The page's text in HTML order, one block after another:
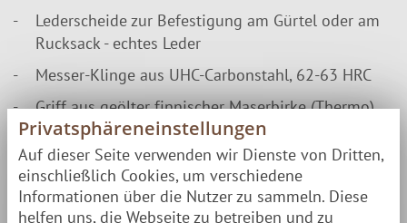
Lederscheide zur Befestigung am Gürtel oder am
Rucksack - echtes Leder
Messer-Klinge aus UHC-Carbonstahl, 62-63 HRC
Griff aus geölter finnischer Maserbirke (Thermo)
Lieferumfang
1 Axt
1 Klingenschutz aus Leder
Privatsphäreneinstellungen
Auf dieser Seite verwenden wir Dienste von Dritten,
einschließlich Cookies, um verschiedene
Informationen über die Nutzer zu sammeln. Diese
helfen uns, die Webseite zu betreiben und zu